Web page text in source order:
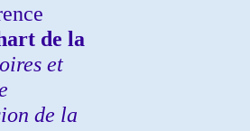
de la
et
de la